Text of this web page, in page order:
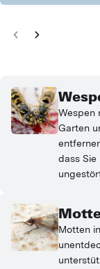
Wespen
Garten
dass Sie
Motten